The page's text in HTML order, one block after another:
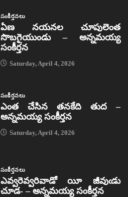
సంకీర్తనలు
ఏణ నయనల చూపులెంత
సొబగైయుండు – అన్నమయ్య
సంకీర్తన
Saturday, April 4, 2026
సంకీర్తనలు
ఎంత చేసిన తనకేది తుద –
అన్నమయ్య సంకీర్తన
Saturday, April 4, 2026
సంకీర్తనలు
ఎవ్వరెవ్వరివాడో యీ జీవుఁడు
చూడ- – అన్నమయ్య సంకీర్తన